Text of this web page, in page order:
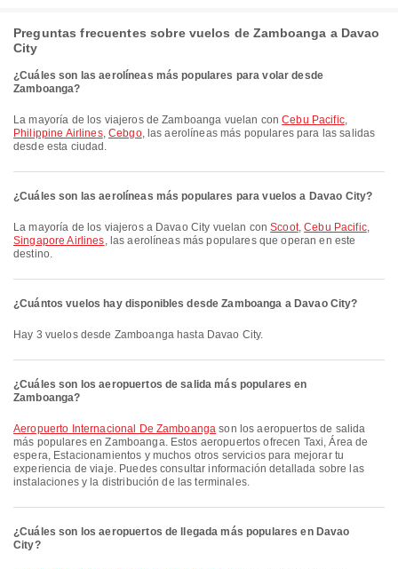
Preguntas frecuentes sobre vuelos de Zamboanga a Davao
City
¿Cuáles son las aerolíneas más populares para volar desde
Zamboanga?
La mayoría de los viajeros de Zamboanga vuelan conCebu Pacific,
Philippine Airlines, Cebgo, las aerolíneas más populares para las salidas
desde esta ciudad.
¿Cuáles son las aerolíneas más populares para vuelos a Davao City?
La mayoría de los viajeros a Davao City vuelan conScoot,Cebu Pacific,
Singapore Airlines, las aerolíneas más populares que operan en este
destino.
¿Cuántos vuelos hay disponibles desde Zamboanga a Davao City?
Hay 3 vuelos desde Zamboanga hasta Davao City.
¿Cuáles son los aeropuertos de salida más populares en
Zamboanga?
Aeropuerto Internacional De Zamboanga son los aeropuertos de salida
más populares en Zamboanga. Estos aeropuertos ofrecen Taxi, Área de
espera, Estacionamientos y muchos otros servicios para mejorar tu
experiencia de viaje. Puedes consultar información detallada sobre las
instalaciones y la distribución de las terminales.
¿Cuáles son los aeropuertos de llegada más populares en Davao
City?